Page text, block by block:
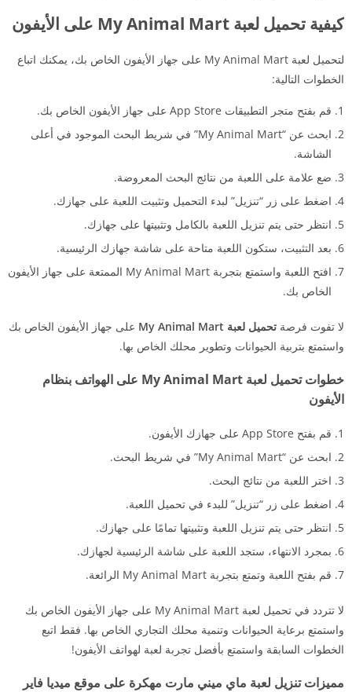
كيفية تحميل لعبة My Animal Mart على الأيفون
لتحميل لعبة My Animal Mart على جهاز الأيفون الخاص بك، يمكنك اتباع
الخطوات التالية:
قم بفتح متجر التطبيقات App Store على جهاز الأيفون الخاص بك.
ابحث عن “My Animal Mart” في شريط البحث الموجود في أعلى
الشاشة.
ضع علامة على اللعبة من نتائج البحث المعروضة.
اضغط على زر “تنزيل” لبدء التحميل وتثبيت اللعبة على جهازك.
انتظر حتى يتم تنزيل اللعبة بالكامل وتثبيتها على جهازك.
بعد التثبيت، ستكون اللعبة متاحة على شاشة جهازك الرئيسية.
افتح اللعبة واستمتع بتجربة My Animal Mart الممتعة على جهاز الأيفون
الخاص بك.
لا تفوت فرصة تحميل لعبة My Animal Mart
على جهاز الأيفون الخاص بك
واستمتع بتربية الحيوانات وتطوير محلك الخاص بها.
خطوات تحميل لعبة My Animal Mart على الهواتف بنظام
الأيفون
قم بفتح App Store على جهازك الأيفون.
ابحث عن “My Animal Mart” في شريط البحث.
اختر اللعبة من نتائج البحث.
اضغط على زر “تنزيل” للبدء في تحميل اللعبة.
انتظر حتى يتم تنزيل اللعبة وتثبيتها تمامًا على جهازك.
بمجرد الانتهاء، ستجد اللعبة على شاشة الرئيسية لجهازك.
قم بفتح اللعبة وتمتع بتجربة My Animal Mart الرائعة.
لا تتردد في تحميل لعبة My Animal Mart على جهاز الأيفون الخاص بك
واستمتع برعاية الحيوانات وتنمية محلك التجاري الخاص بها. فقط اتبع
الخطوات السابقة واستمتع بأفضل تجربة لعبة لهواتف الأيفون!
مميزات تنزيل لعبة ماي ميني مارت مهكرة على موقع ميديا فاير